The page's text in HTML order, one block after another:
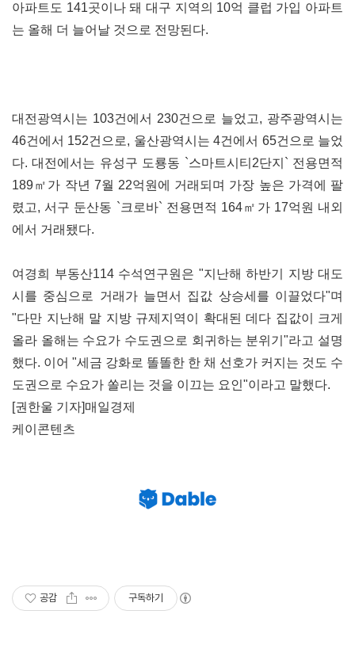
아파트도 141곳이나 돼 대구 지역의 10억 클럽 가입 아파트
는 올해 더 늘어날 것으로 전망된다.
대전광역시는 103건에서 230건으로 늘었고, 광주광역시는
46건에서 152건으로, 울산광역시는 4건에서 65건으로 늘었
다. 대전에서는 유성구 도룡동 `스마트시티2단지` 전용면적
189㎡가 작년 7월 22억원에 거래되며 가장 높은 가격에 팔
렸고, 서구 둔산동 `크로바` 전용면적 164㎡가 17억원 내외
에서 거래됐다.
여경희 부동산114 수석연구원은 "지난해 하반기 지방 대도
시를 중심으로 거래가 늘면서 집값 상승세를 이끌었다"며
"다만 지난해 말 지방 규제지역이 확대된 데다 집값이 크게
올라 올해는 수요가 수도권으로 회귀하는 분위기"라고 설명
했다. 이어 "세금 강화로 똘똘한 한 채 선호가 커지는 것도 수
도권으로 수요가 쏠리는 것을 이끄는 요인"이라고 말했다.
[권한울 기자]매일경제
케이콘텐츠
공감 구독하기